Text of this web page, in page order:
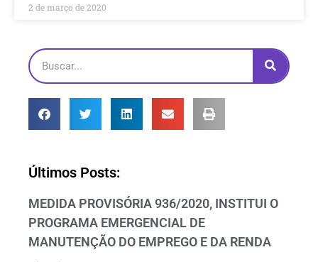
2 de março de 2020
Últimos Posts:
MEDIDA PROVISÓRIA 936/2020, INSTITUI O
PROGRAMA EMERGENCIAL DE
MANUTENÇÃO DO EMPREGO E DA RENDA